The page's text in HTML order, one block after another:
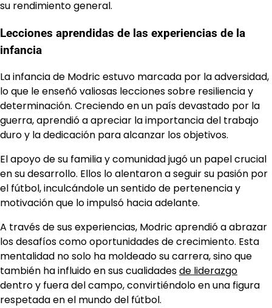
su rendimiento general.
Lecciones aprendidas de las experiencias de la
infancia
La infancia de Modric estuvo marcada por la adversidad,
lo que le enseñó valiosas lecciones sobre resiliencia y
determinación. Creciendo en un país devastado por la
guerra, aprendió a apreciar la importancia del trabajo
duro y la dedicación para alcanzar los objetivos.
El apoyo de su familia y comunidad jugó un papel crucial
en su desarrollo. Ellos lo alentaron a seguir su pasión por
el fútbol, inculcándole un sentido de pertenencia y
motivación que lo impulsó hacia adelante.
A través de sus experiencias, Modric aprendió a abrazar
los desafíos como oportunidades de crecimiento. Esta
mentalidad no solo ha moldeado su carrera, sino que
también ha influido en sus cualidadesde liderazgo
dentro y fuera del campo, convirtiéndolo en una figura
respetada en el mundo del fútbol.